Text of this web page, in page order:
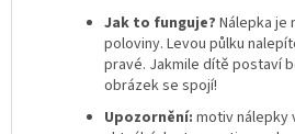
Jak to funguje? Nálepka je
poloviny. Levou půlku
pravé. Jakmile dítě postaví
obrázek se spojí!
Upozornění: motiv nálepky